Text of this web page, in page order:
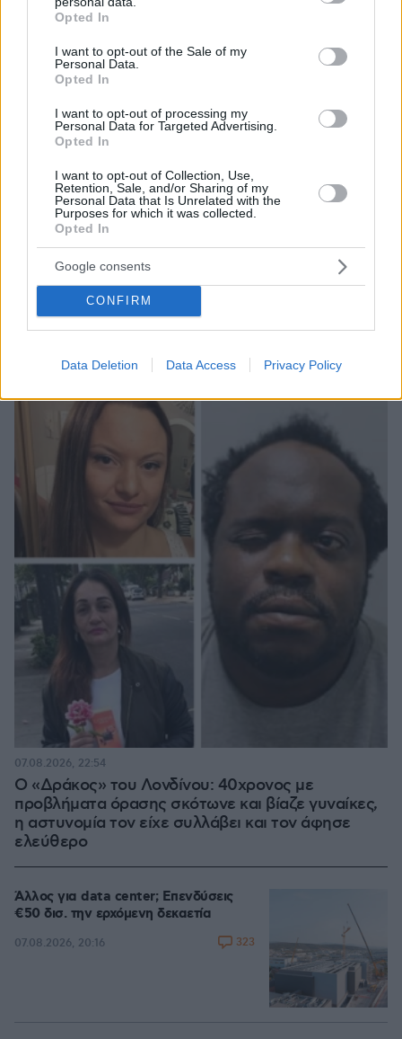
grant or deny consent to Google and its third-party tags to
use your data for below specified purposes in below Google
consent section.
Opted In
I want to opt-out of the Sale of my
Personal Data.
Opted In
I want to opt-out of processing my
Personal Data for Targeted Advertising.
Opted In
I want to opt-out of Collection, Use,
Retention, Sale, and/or Sharing of my
Personal Data that Is Unrelated with the
Purposes for which it was collected.
Opted In
Google consents
CONFIRM
Data Deletion Data Access Privacy Policy
Είδος υπό εξαφάνιση οι υπερπολύτεκνοι στην
Ελλάδα που γερνάει: Τα... δύο ταψιά μεσημεριανό,
τα επιδόματα, η καθημερινότητά τους
07.08.2026, 15:59
Ο «Δράκος» του Λονδίνου: 40χρονος με
προβλήματα όρασης σκότωνε και βίαζε γυναίκες,
η αστυνομία τον είχε συλλάβει και τον άφησε
ελεύθερο
07.08.2026, 22:54
Άλλος για data center; Επενδύσεις
€50 δισ. την ερχόμενη δεκαετία
07.08.2026, 20:16 323